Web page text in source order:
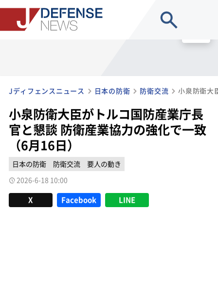
Jディフェンスニュース 日本の防衛 防衛交流
小泉防衛大臣がトルコ国防産業庁長
官と懇談 防衛産業協力の強化で一致
（6月16日）
日本の防衛 防衛交流
要人の動き
2026-6-18 10:00
X Facebook LINE